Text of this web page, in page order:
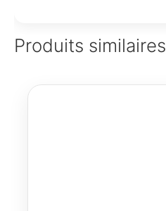
Produits similaires